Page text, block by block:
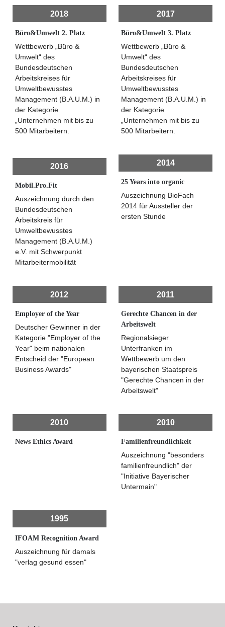
2018
Büro&Umwelt 2. Platz
Wettbewerb „Büro &
Umwelt“ des
Bundesdeutschen
Arbeitskreises für
Umweltbewusstes
Management (B.A.U.M.) in
der Kategorie
„Unternehmen mit bis zu
500 Mitarbeitern.
2017
Büro&Umwelt 3. Platz
Wettbewerb „Büro &
Umwelt“ des
Bundesdeutschen
Arbeitskreises für
Umweltbewusstes
Management (B.A.U.M.) in
der Kategorie
„Unternehmen mit bis zu
500 Mitarbeitern.
2016
Mobil.Pro.Fit
Auszeichnung durch den
Bundesdeutschen
Arbeitskreis für
Umweltbewusstes
Management (B.A.U.M.)
e.V. mit Schwerpunkt
Mitarbeitermobilität
2014
25 Years into organic
Auszeichnung BioFach
2014 für Aussteller der
ersten Stunde
2012
Employer of the Year
Deutscher Gewinner in der
Kategorie "Employer of the
Year" beim nationalen
Entscheid der "European
Business Awards"
2011
Gerechte Chancen in der
Arbeitswelt
Regionalsieger
Unterfranken im
Wettbewerb um den
bayerischen Staatspreis
"Gerechte Chancen in der
Arbeitswelt"
2010
News Ethics Award
2010
Familienfreundlichkeit
Auszeichnung "besonders
familienfreundlich" der
"Initiative Bayerischer
Untermain"
1995
IFOAM Recognition Award
Auszeichnung für damals
"verlag gesund essen"